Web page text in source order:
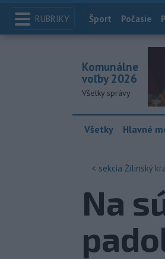
RUBRIKY Index
Šport Počasie
Komunálne
voľby 2026
Všetky správy
Všetky Hlavné
< sekcia Žilinský
Na